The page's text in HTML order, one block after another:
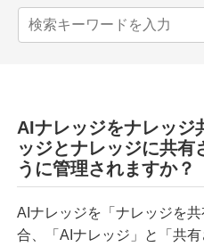
AIナレッジをナレッジ
ッジとナレッジに共有
うに管理されますか？
AIナレッジを「ナレッジを
合、「AIナレッジ」と「共